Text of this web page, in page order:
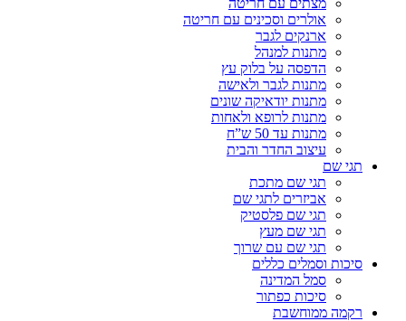
מצתים עם חריטה
אולרים וסכינים עם חריטה
ארנקים לגבר
מתנות למנהל
הדפסה על בלוק עץ
מתנות לגבר ולאישה
מתנות יודאיקה שונים
מתנות לרופא ולאחות
מתנות עד 50 ש”ח
עיצוב החדר והבית
תגי שם
תגי שם מתכת
אביזרים לתגי שם
תגי שם פלסטיק
תגי שם מעץ
תגי שם עם שרוך
סיכות וסמלים כללים
סמל המדינה
סיכות כפתור
רקמה ממוחשבת